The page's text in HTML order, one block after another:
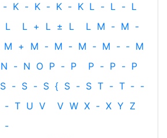
- K - K - K - K L - L - L
L L + L ± L L M - M -
M + M - M - M - M - ‐ M
N - N O P - P P - P - P
S - S - S { S - S T - T ‐ -
- T U V V W X - X Y Z
-